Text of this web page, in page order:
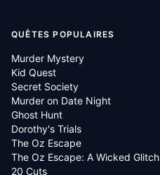
QUÊTES POPULAIRES
Murder Mystery
Kid Quest
Secret Society
Murder on Date Night
Ghost Hunt
Dorothy's Trials
The Oz Escape
The Oz Escape: A Wicked Glitch
20 Cuts